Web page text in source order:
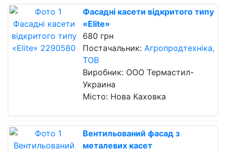
Фасадні касети відкритого типу
«Elite»
680 грн
Постачальник: Агропродтехніка,
ТОВ
Виробник: ООО Термастил-
Украина
Місто: Нова Каховка
Вентильований фасад з
металевих касет